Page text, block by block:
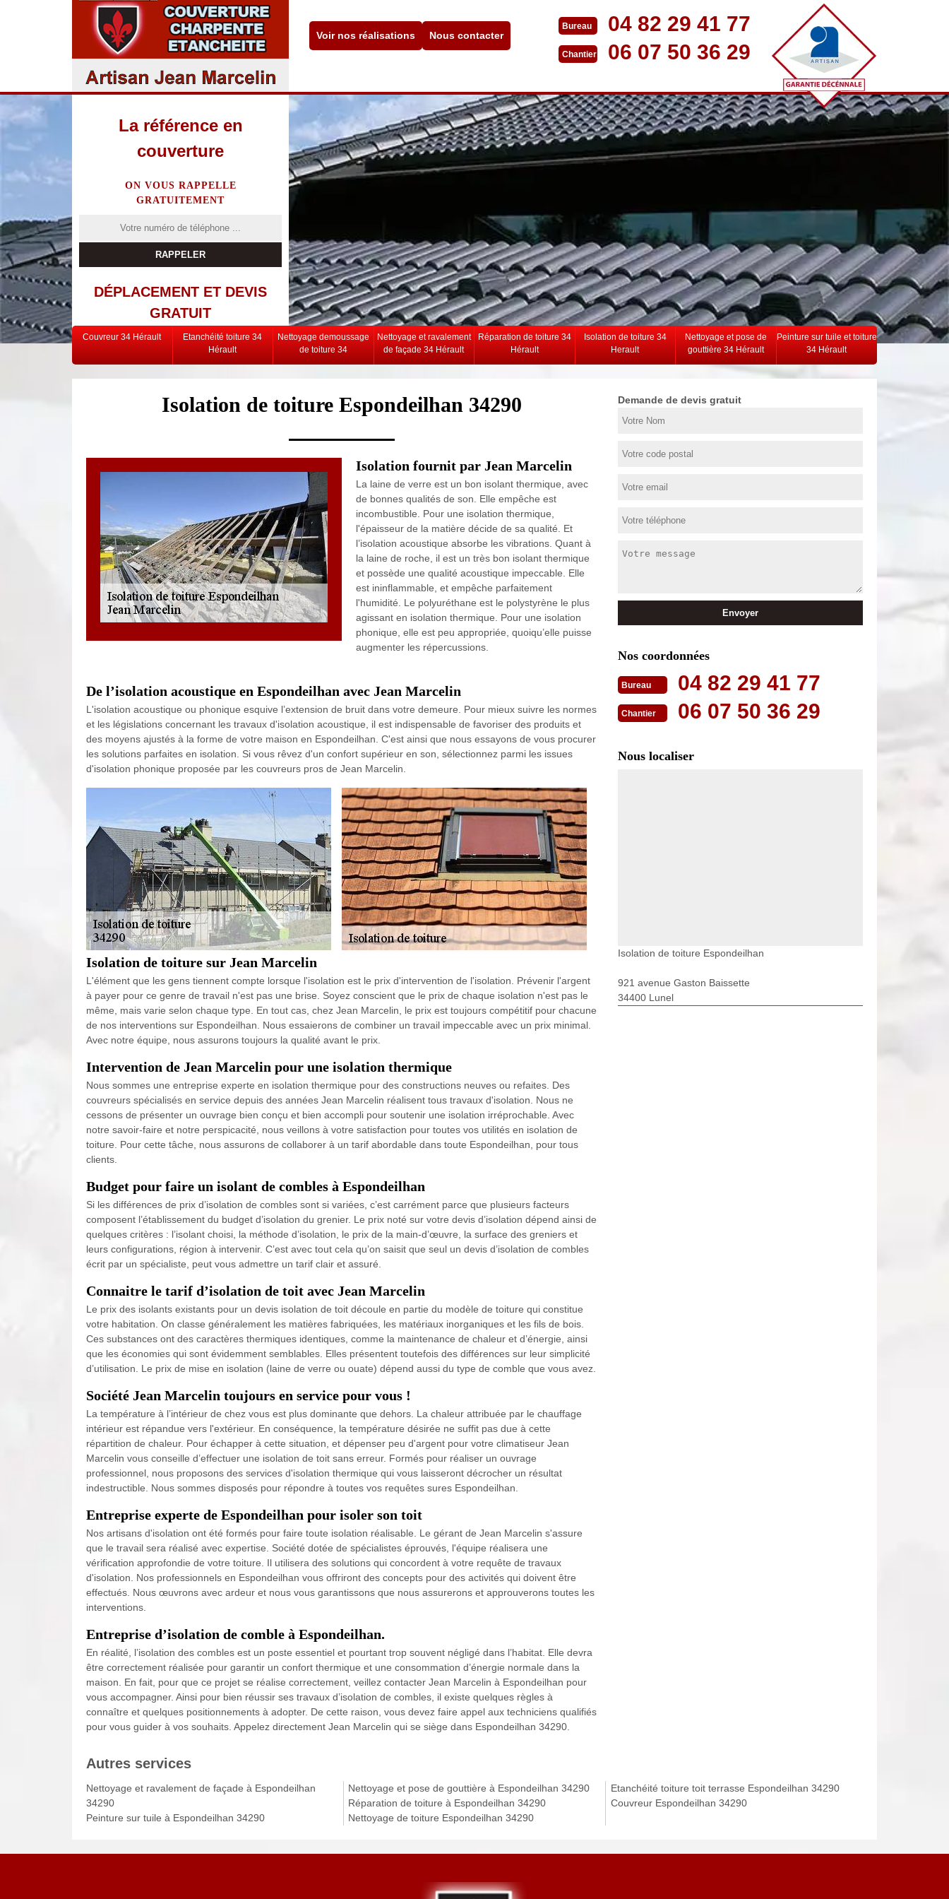
Voir nos réalisations Nous contacter
Bureau 04 82 29 41 77
Chantier 06 07 50 36 29
La référence en
couverture
ON VOUS RAPPELLE
GRATUITEMENT
DÉPLACEMENT ET DEVIS
GRATUIT
Couvreur 34 Hérault
Etanchéité toiture 34
Hérault
Nettoyage demoussage
de toiture 34
Nettoyage et ravalement
de façade 34 Hérault
Réparation de toiture 34
Hérault
Isolation de toiture 34
Herault
Nettoyage et pose de
gouttière 34 Hérault
Peinture sur tuile et toiture
34 Hérault
Isolation de toiture Espondeilhan 34290
Isolation fournit par Jean Marcelin
La laine de verre est un bon isolant thermique, avec
de bonnes qualités de son. Elle empêche est
incombustible. Pour une isolation thermique,
l'épaisseur de la matière décide de sa qualité. Et
l’isolation acoustique absorbe les vibrations. Quant à
la laine de roche, il est un très bon isolant thermique
et possède une qualité acoustique impeccable. Elle
est ininflammable, et empêche parfaitement
l'humidité. Le polyuréthane est le polystyrène le plus
agissant en isolation thermique. Pour une isolation
phonique, elle est peu appropriée, quoiqu’elle puisse
augmenter les répercussions.
De l’isolation acoustique en Espondeilhan avec Jean Marcelin
L'isolation acoustique ou phonique esquive l’extension de bruit dans votre demeure. Pour mieux suivre les normes
et les législations concernant les travaux d'isolation acoustique, il est indispensable de favoriser des produits et
des moyens ajustés à la forme de votre maison en Espondeilhan. C'est ainsi que nous essayons de vous procurer
les solutions parfaites en isolation. Si vous rêvez d'un confort supérieur en son, sélectionnez parmi les issues
d'isolation phonique proposée par les couvreurs pros de Jean Marcelin.
Isolation de toiture sur Jean Marcelin
L'élément que les gens tiennent compte lorsque l'isolation est le prix d'intervention de l'isolation. Prévenir l'argent
à payer pour ce genre de travail n'est pas une brise. Soyez conscient que le prix de chaque isolation n'est pas le
même, mais varie selon chaque type. En tout cas, chez Jean Marcelin, le prix est toujours compétitif pour chacune
de nos interventions sur Espondeilhan. Nous essaierons de combiner un travail impeccable avec un prix minimal.
Avec notre équipe, nous assurons toujours la qualité avant le prix.
Intervention de Jean Marcelin pour une isolation thermique
Nous sommes une entreprise experte en isolation thermique pour des constructions neuves ou refaites. Des
couvreurs spécialisés en service depuis des années Jean Marcelin réalisent tous travaux d'isolation. Nous ne
cessons de présenter un ouvrage bien conçu et bien accompli pour soutenir une isolation irréprochable. Avec
notre savoir-faire et notre perspicacité, nous veillons à votre satisfaction pour toutes vos utilités en isolation de
toiture. Pour cette tâche, nous assurons de collaborer à un tarif abordable dans toute Espondeilhan, pour tous
clients.
Budget pour faire un isolant de combles à Espondeilhan
Si les différences de prix d’isolation de combles sont si variées, c’est carrément parce que plusieurs facteurs
composent l’établissement du budget d’isolation du grenier. Le prix noté sur votre devis d’isolation dépend ainsi de
quelques critères : l’isolant choisi, la méthode d’isolation, le prix de la main-d’œuvre, la surface des greniers et
leurs configurations, région à intervenir. C’est avec tout cela qu’on saisit que seul un devis d’isolation de combles
écrit par un spécialiste, peut vous admettre un tarif clair et assuré.
Connaitre le tarif d’isolation de toit avec Jean Marcelin
Le prix des isolants existants pour un devis isolation de toit découle en partie du modèle de toiture qui constitue
votre habitation. On classe généralement les matières fabriquées, les matériaux inorganiques et les fils de bois.
Ces substances ont des caractères thermiques identiques, comme la maintenance de chaleur et d’énergie, ainsi
que les économies qui sont évidemment semblables. Elles présentent toutefois des différences sur leur simplicité
d’utilisation. Le prix de mise en isolation (laine de verre ou ouate) dépend aussi du type de comble que vous avez.
Société Jean Marcelin toujours en service pour vous !
La température à l’intérieur de chez vous est plus dominante que dehors. La chaleur attribuée par le chauffage
intérieur est répandue vers l'extérieur. En conséquence, la température désirée ne suffit pas due à cette
répartition de chaleur. Pour échapper à cette situation, et dépenser peu d'argent pour votre climatiseur Jean
Marcelin vous conseille d’effectuer une isolation de toit sans erreur. Formés pour réaliser un ouvrage
professionnel, nous proposons des services d'isolation thermique qui vous laisseront décrocher un résultat
indestructible. Nous sommes disposés pour répondre à toutes vos requêtes sures Espondeilhan.
Entreprise experte de Espondeilhan pour isoler son toit
Nos artisans d'isolation ont été formés pour faire toute isolation réalisable. Le gérant de Jean Marcelin s'assure
que le travail sera réalisé avec expertise. Société dotée de spécialistes éprouvés, l'équipe réalisera une
vérification approfondie de votre toiture. Il utilisera des solutions qui concordent à votre requête de travaux
d'isolation. Nos professionnels en Espondeilhan vous offriront des concepts pour des activités qui doivent être
effectués. Nous œuvrons avec ardeur et nous vous garantissons que nous assurerons et approuverons toutes les
interventions.
Entreprise d’isolation de comble à Espondeilhan.
En réalité, l’isolation des combles est un poste essentiel et pourtant trop souvent négligé dans l’habitat. Elle devra
être correctement réalisée pour garantir un confort thermique et une consommation d’énergie normale dans la
maison. En fait, pour que ce projet se réalise correctement, veillez contacter Jean Marcelin à Espondeilhan pour
vous accompagner. Ainsi pour bien réussir ses travaux d’isolation de combles, il existe quelques règles à
connaître et quelques positionnements à adopter. De cette raison, vous devez faire appel aux techniciens qualifiés
pour vous guider à vos souhaits. Appelez directement Jean Marcelin qui se siège dans Espondeilhan 34290.
Demande de devis gratuit
Nos coordonnées
Bureau 04 82 29 41 77
Chantier 06 07 50 36 29
Nous localiser
Isolation de toiture Espondeilhan
921 avenue Gaston Baissette
34400 Lunel
Autres services
Nettoyage et ravalement de façade à Espondeilhan
34290
Peinture sur tuile à Espondeilhan 34290
Nettoyage et pose de gouttière à Espondeilhan 34290
Réparation de toiture à Espondeilhan 34290
Nettoyage de toiture Espondeilhan 34290
Etanchéité toiture toit terrasse Espondeilhan 34290
Couvreur Espondeilhan 34290